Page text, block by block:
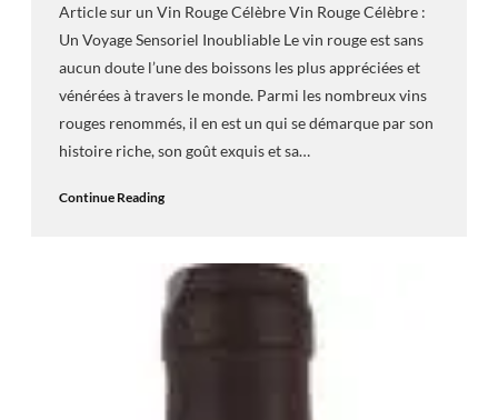
Article sur un Vin Rouge Célèbre Vin Rouge Célèbre :
Un Voyage Sensoriel Inoubliable Le vin rouge est sans
aucun doute l’une des boissons les plus appréciées et
vénérées à travers le monde. Parmi les nombreux vins
rouges renommés, il en est un qui se démarque par son
histoire riche, son goût exquis et sa…
Continue Reading